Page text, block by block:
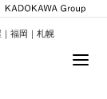
福岡｜札幌